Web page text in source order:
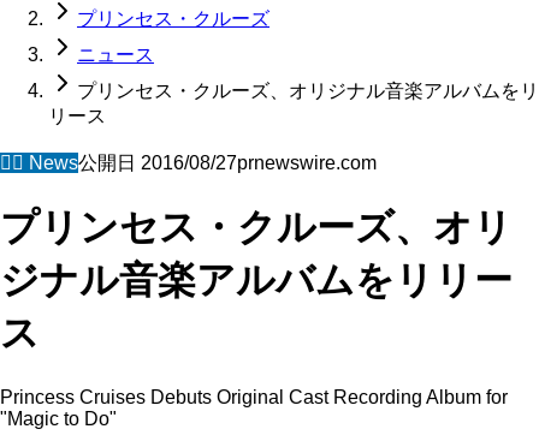
プリンセス・クルーズ
ニュース
プリンセス・クルーズ、オリジナル音楽アルバムをリ
リース
🧜‍♀️ News公開日 2016/08/27prnewswire.com
プリンセス・クルーズ、オリ
ジナル音楽アルバムをリリー
ス
Princess Cruises Debuts Original Cast Recording Album for
"Magic to Do"